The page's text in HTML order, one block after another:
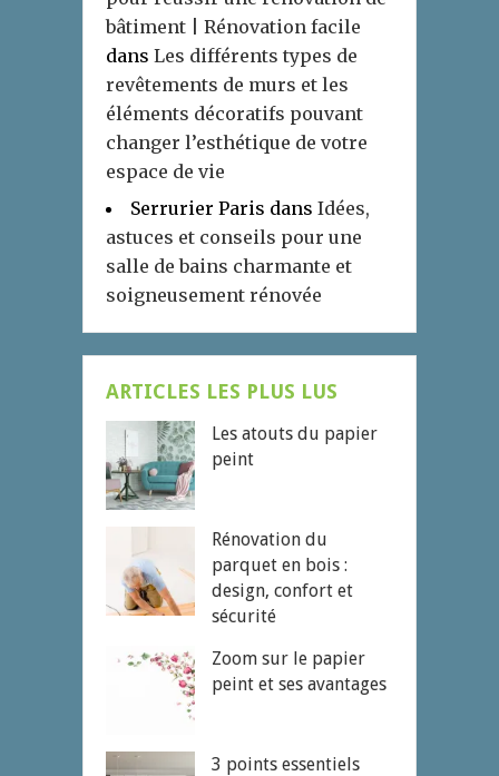
bâtiment | Rénovation facile
dans Les différents types de
revêtements de murs et les
éléments décoratifs pouvant
changer l’esthétique de votre
espace de vie
Serrurier Paris dans Idées,
astuces et conseils pour une
salle de bains charmante et
soigneusement rénovée
ARTICLES LES PLUS LUS
Les atouts du papier
peint
Rénovation du
parquet en bois :
design, confort et
sécurité
Zoom sur le papier
peint et ses avantages
3 points essentiels